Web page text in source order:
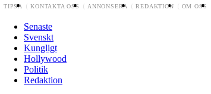
TIPSA KONTAKTA OSS ANNONSERA REDAKTION OM OSS
Senaste
Svenskt
Kungligt
Hollywood
Politik
Redaktion